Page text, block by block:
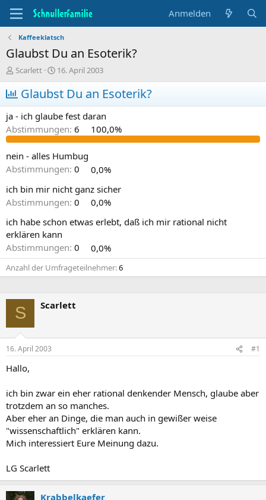
Anmelden
Kaffeeklatsch
Glaubst Du an Esoterik?
T
h
e
m
s
t
a
r
e
Scarlett
B
e
g
i
n
n
d
a
t
u
m
16. April 2003
Glaubst Du an Esoterik?
ja - ich glaube fest daran
Abstimmungen: 6 100,0%
nein - alles Humbug
Abstimmungen: 0
0,0%
ich bin mir nicht ganz sicher
Abstimmungen: 0
0,0%
ich habe schon etwas erlebt, daß ich mir rational nicht
erklären kann
Abstimmungen: 0 0,0%
Anzahl der Umfrageteilnehmer 6
S Scarlett
16. April 2003 #1
Hallo,
ich bin zwar ein eher rational denkender Mensch, glaube aber
trotzdem an so manches.
Aber eher an Dinge, die man auch in gewißer weise
"wissenschaftlich" erklären kann.
Mich interessiert Eure Meinung dazu.
LG Scarlett
Krabbelkaefer